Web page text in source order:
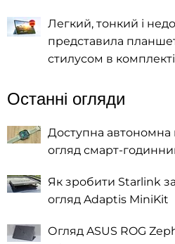
Легкий, тонкий і
представила
стилусом в комплекті
Останні огляди
Доступна автономна
огляд смарт-
Як зробити Starlink
огляд Adaptis MiniKit
Огляд ASUS ROG